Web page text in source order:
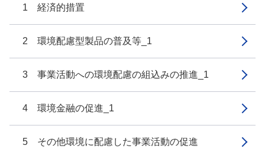
1 経済的措置
2 環境配慮型製品の普及等_1
3 事業活動への環境配慮の組込みの推進_1
4 環境金融の促進_1
5 その他環境に配慮した事業活動の促進